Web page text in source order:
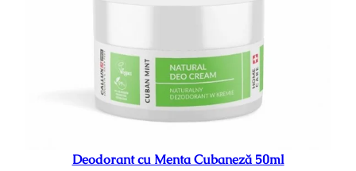
Deodorant cu Menta Cubaneză 50ml